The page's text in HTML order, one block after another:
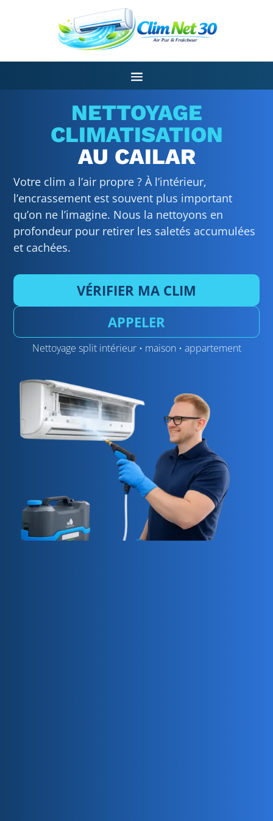
NETTOYAGE
CLIMATISATION
AU CAILAR
Votre clim a l’air propre ? À l’intérieur,
l’encrassement est souvent plus important
qu’on ne l’imagine. Nous la nettoyons en
profondeur pour retirer les saletés accumulées
et cachées.
VÉRIFIER MA CLIM
APPELER
Nettoyage split intérieur • maison • appartement